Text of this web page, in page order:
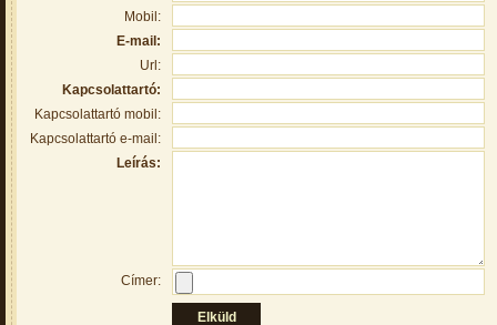
Mobil:
E-mail:
Url:
Kapcsolattartó:
Kapcsolattartó mobil:
Kapcsolattartó e-mail:
Leírás:
Címer: